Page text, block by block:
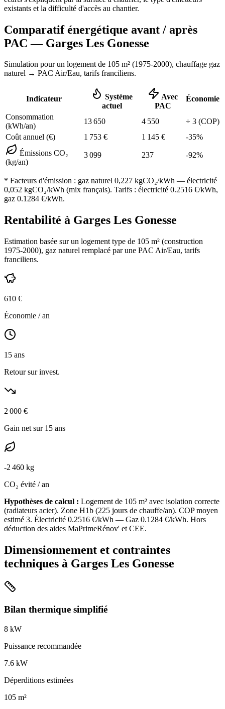
existants et la difficulté d'accès au chantier.
Comparatif énergétique avant / après
PAC — Garges Les Gonesse
Simulation pour un logement de 105 m² (1975-2000), chauffage gaz
naturel → PAC Air/Eau, tarifs franciliens.
Indicateur
Système
actuel
Avec
PAC
Économie
Consommation
(kWh/an)
13 650 4 550 ÷ 3 (COP)
Coût annuel (€)
1 753 € 1 145 € -35%
Émissions CO₂
(kg/an)
3 099 237 -92%
* Facteurs d'émission : gaz naturel 0,227 kgCO₂/kWh — électricité
0,052 kgCO₂/kWh (mix français). Tarifs : électricité 0.2516 €/kWh,
gaz 0.1284 €/kWh.
Rentabilité à Garges Les Gonesse
Estimation basée sur un logement type de 105 m² (construction
1975-2000), gaz naturel remplacé par une PAC Air/Eau, tarifs
franciliens.
610 €
Économie / an
15 ans
Retour sur invest.
2 000 €
Gain net sur 15 ans
-2 460 kg
CO₂ évité / an
Hypothèses de calcul : Logement de 105 m² avec isolation correcte
(radiateurs acier). Zone H1b (225 jours de chauffe/an). COP moyen
estimé 3. Électricité 0.2516 €/kWh — Gaz 0.1284 €/kWh. Hors
déduction des aides MaPrimeRénov' et CEE.
Dimensionnement et contraintes
techniques à Garges Les Gonesse
Bilan thermique simplifié
8 kW
Puissance recommandée
7.6 kW
Déperditions estimées
105 m²